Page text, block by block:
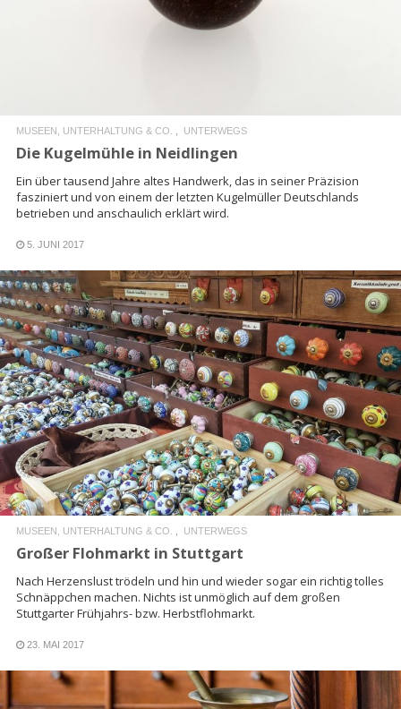
READ MORE
MUSEEN, UNTERHALTUNG & CO. UNTERWEGS
Die Kugelmühle in Neidlingen
Ein über tausend Jahre altes Handwerk, das in seiner Präzision
fasziniert und von einem der letzten Kugelmüller Deutschlands
betrieben und anschaulich erklärt wird.
5. JUNI 2017
READ MORE
MUSEEN, UNTERHALTUNG & CO. UNTERWEGS
Großer Flohmarkt in Stuttgart
Nach Herzenslust trödeln und hin und wieder sogar ein richtig tolles
Schnäppchen machen. Nichts ist unmöglich auf dem großen
Stuttgarter Frühjahrs- bzw. Herbstflohmarkt.
23. MAI 2017